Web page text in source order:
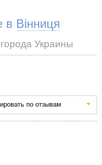
в Вінниця
Украины
по отзывам